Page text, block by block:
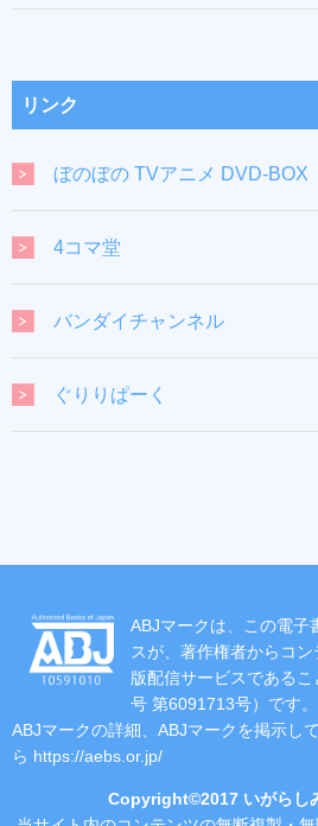
リンク
ぼのぼの TVアニメ DVD-BOX
4コマ堂
バンダイチャンネル
ぐりりぱーく
ABJマークは、この電子
スが、著作権者からコ
版配信サービスである
号 第6091713号）です。
ABJマークの詳細、ABJマークを掲示し
ら https://aebs.or.jp/
Copyright©2017 いがらし